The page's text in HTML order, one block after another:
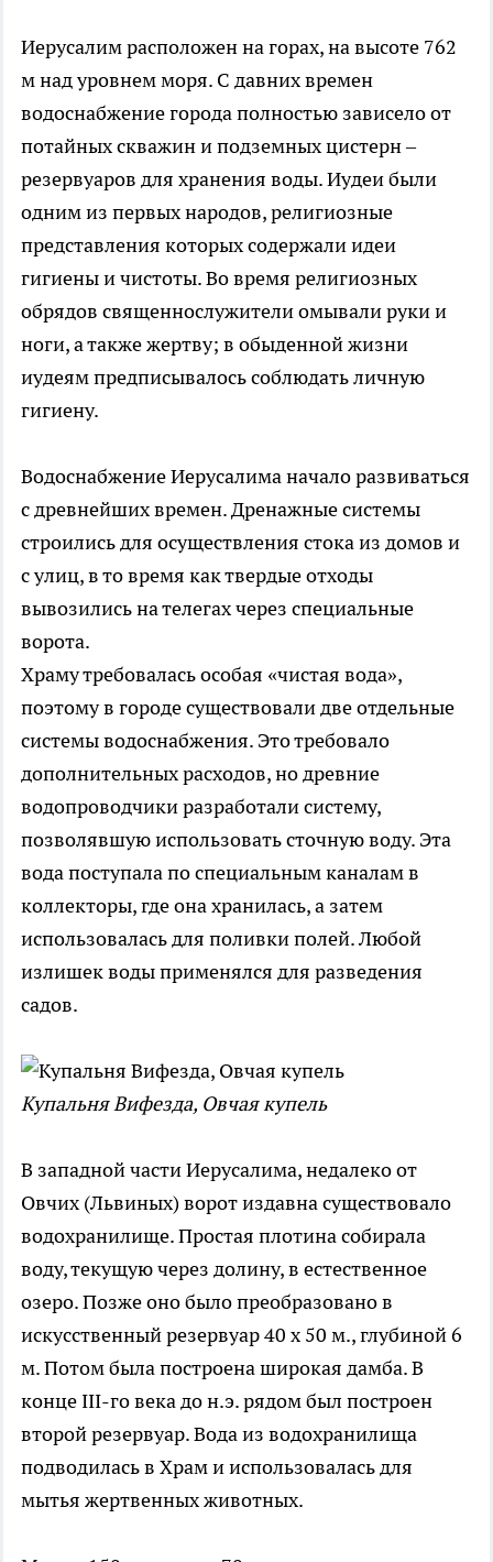
Иерусалим расположен на горах, на высоте 762
м над уровнем моря. С давних времен
водоснабжение города полностью зависело от
потайных скважин и подземных цистерн –
резервуаров для хранения воды. Иудеи были
одним из первых народов, религиозные
представления которых содержали идеи
гигиены и чистоты. Во время религиозных
обрядов священнослужители омывали руки и
ноги, а также жертву; в обыденной жизни
иудеям предписывалось соблюдать личную
гигиену.
Водоснабжение Иерусалима начало развиваться
с древнейших времен. Дренажные системы
строились для осуществления стока из домов и
с улиц, в то время как твердые отходы
вывозились на телегах через специальные
ворота.
Храму требовалась особая «чистая вода»,
поэтому в городе существовали две отдельные
системы водоснабжения. Это требовало
дополнительных расходов, но древние
водопроводчики разработали систему,
позволявшую использовать сточную воду. Эта
вода поступала по специальным каналам в
коллекторы, где она хранилась, а затем
использовалась для поливки полей. Любой
излишек воды применялся для разведения
садов.
Купальня Вифезда, Овчая купель
В западной части Иерусалима, недалеко от
Овчих (Львиных) ворот издавна существовало
водохранилище. Простая плотина собирала
воду, текущую через долину, в естественное
озеро. Позже оно было преобразовано в
искусственный резервуар 40 x 50 м., глубиной 6
м. Потом была построена широкая дамба. В
конце III-го века до н.э. рядом был построен
второй резервуар. Вода из водохранилища
подводилась в Храм и использовалась для
мытья жертвенных животных.